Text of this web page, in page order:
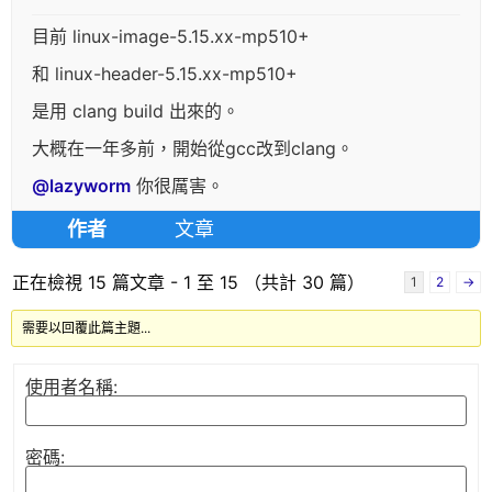
目前 linux-image-5.15.xx-mp510+
和 linux-header-5.15.xx-mp510+
是用 clang build 出來的。
大概在一年多前，開始從gcc改到clang。
@lazyworm 你很厲害。
作者 文章
正在檢視 15 篇文章 - 1 至 15 （共計 30 篇） 1 2 →
需要以回覆此篇主題...
使用者名稱:
密碼: